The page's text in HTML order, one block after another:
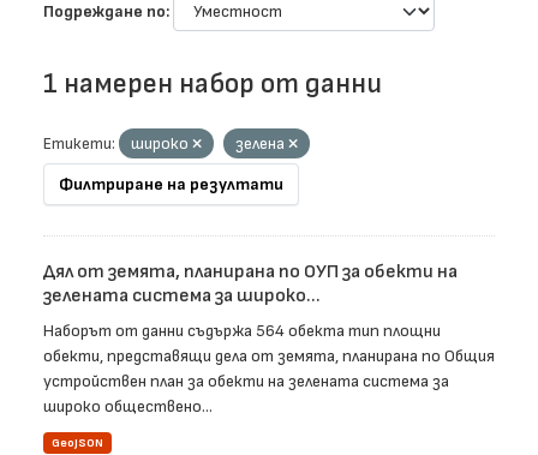
Подреждане по
1 намерен набор от данни
Етикети: широко
зелена
Филтриране на резултати
Дял от земята, планирана по ОУП за обекти на
зелената система за широко...
Наборът от данни съдържа 564 обекта тип площни
обекти, представящи дела от земята, планирана по Общия
устройствен план за обекти на зелената система за
широко обществено...
GeoJSON